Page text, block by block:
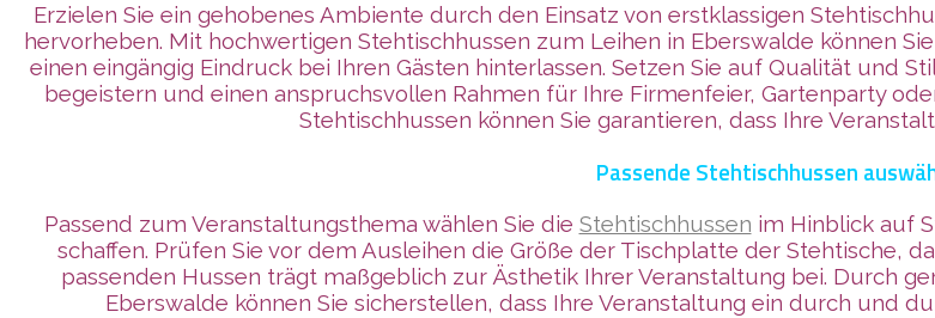
Erzielen Sie ein gehobenes Ambiente durch den Einsatz von erstklassigen
hervorheben. Mit hochwertigen Stehtischhussen zum Leihen in Eberswalde können
einen eingängig Eindruck bei Ihren Gästen hinterlassen. Setzen Sie auf Qualität und
begeistern und einen anspruchsvollen Rahmen für Ihre Firmenfeier, Gartenparty
Stehtischhussen können Sie garantieren, dass Ihre
Passende Stehtischhussen
Passend zum Veranstaltungsthema wählen Sie die Stehtischhussen im Hinblick auf
schaffen. Prüfen Sie vor dem Ausleihen die Größe der Tischplatte der Stehtische,
passenden Hussen trägt maßgeblich zur Ästhetik Ihrer Veranstaltung bei. Durch
Eberswalde können Sie sicherstellen, dass Ihre Veranstaltung ein durch und